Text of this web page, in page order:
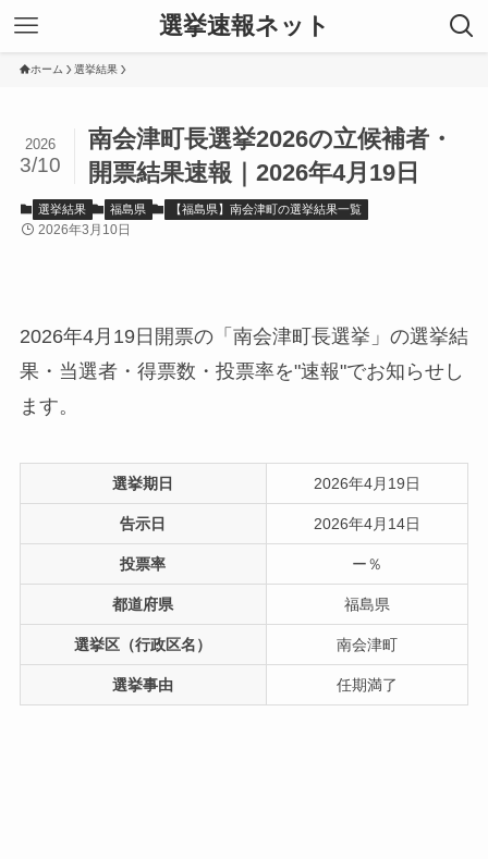
選挙速報ネット
ホーム 選挙結果
南会津町長選挙2026の立候補者・
開票結果速報｜2026年4月19日
2026
3/10
選挙結果 福島県 【福島県】南会津町の選挙結果一覧
2026年3月10日
2026年4月19日開票の「南会津町長選挙」の選挙結
果・当選者・得票数・投票率を"速報"でお知らせし
ます。
選挙期日 2026年4月19日
告示日 2026年4月14日
投票率 ー％
都道府県 福島県
選挙区（行政区名） 南会津町
選挙事由 任期満了